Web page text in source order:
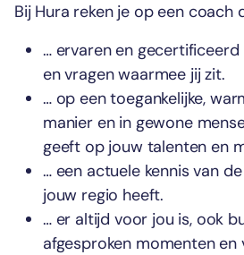
Bij Hura reken je op een coach
… ervaren en
en vragen waarmee jij zit.
… op een toegankelijke,
manier en in gewone
geeft op jouw talenten en
… een actuele kennis van
jouw regio heeft.
… er altijd voor jou is, ook
afgesproken momenten